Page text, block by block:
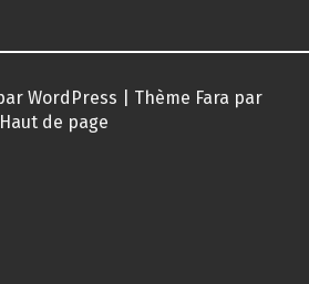
WordPress Thème Fara par
Haut de page